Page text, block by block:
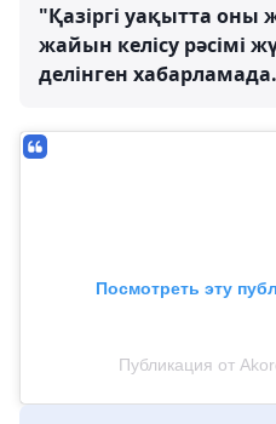
"Қазіргі уақытта оны
жайын келісу рәсімі
делінген хабарламада.
Посмотреть эту
Публикация от